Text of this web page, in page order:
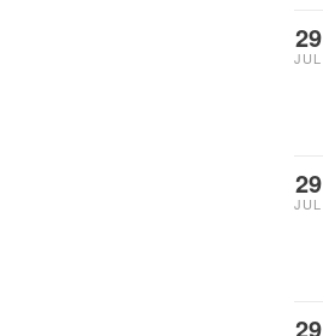
29
JUL
29
JUL
29